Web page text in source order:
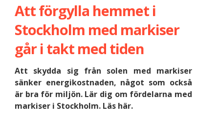
Att förgylla hemmet i
Stockholm med markiser
går i takt med tiden
Att skydda sig från solen med markiser
sänker energikostnaden, något som också
är bra för miljön. Lär dig om fördelarna med
markiser i Stockholm. Läs här.